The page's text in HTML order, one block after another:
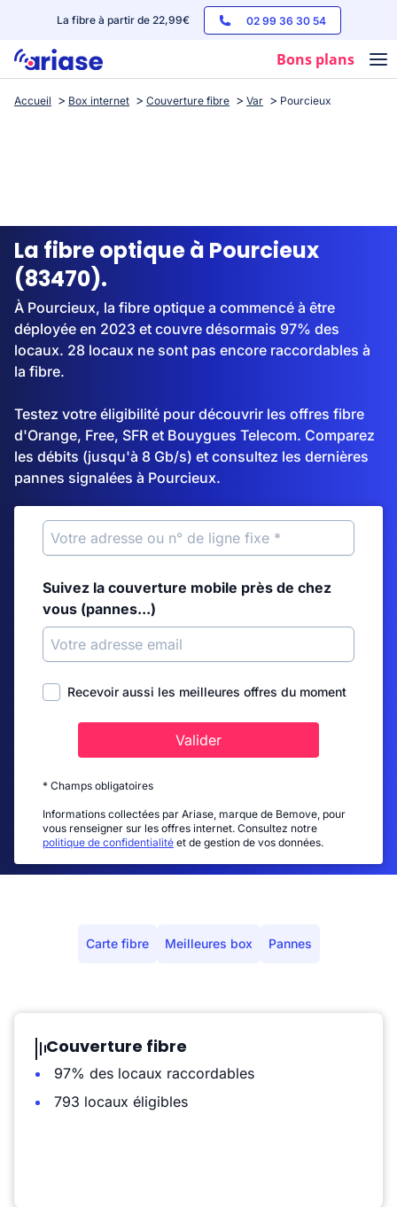
La fibre à partir de 22,99€ 02 99 36 30 54
Bons plans
Box internet
Streaming
Accueil Box internet Couverture fibre Var Pourcieux
La fibre optique à Pourcieux
(83470).
À Pourcieux, la fibre optique a commencé à être
déployée en 2023 et couvre désormais 97% des
locaux. 28 locaux ne sont pas encore raccordables à
la fibre.
Testez votre éligibilité pour découvrir les offres fibre
d'Orange, Free, SFR et Bouygues Telecom. Comparez
les débits (jusqu'à 8 Gb/s) et consultez les dernières
pannes signalées à Pourcieux.
Suivez la couverture mobile près de chez
vous (pannes...)
Recevoir aussi les meilleures offres du moment
Valider
* Champs obligatoires
Informations collectées par Ariase, marque de Bemove, pour
vous renseigner sur les offres internet. Consultez notre
politique de confidentialité et de gestion de vos données.
Carte fibre Meilleures box Pannes
Couverture fibre
97% des locaux raccordables
793 locaux éligibles